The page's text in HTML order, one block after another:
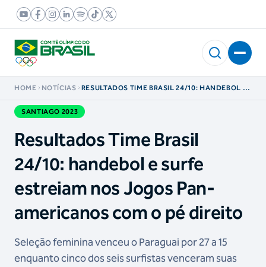
HOME NOTÍCIAS
RESULTADOS TIME BRASIL 24/10: HANDEBOL E
AMERICANOS COM O PÉ DIREITO
SANTIAGO 2023
Resultados Time Brasil
24/10: handebol e surfe
estreiam nos Jogos Pan-
americanos com o pé direito
Seleção feminina venceu o Paraguai por 27 a 15
enquanto cinco dos seis surfistas venceram suas